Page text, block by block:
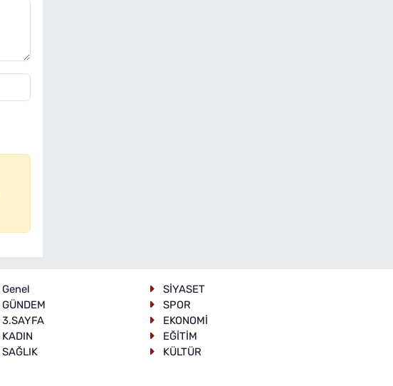
Genel
SİYASET
GÜNDEM
SPOR
3.SAYFA
EKONOMİ
KADIN
EĞİTİM
SAĞLIK
KÜLTÜR